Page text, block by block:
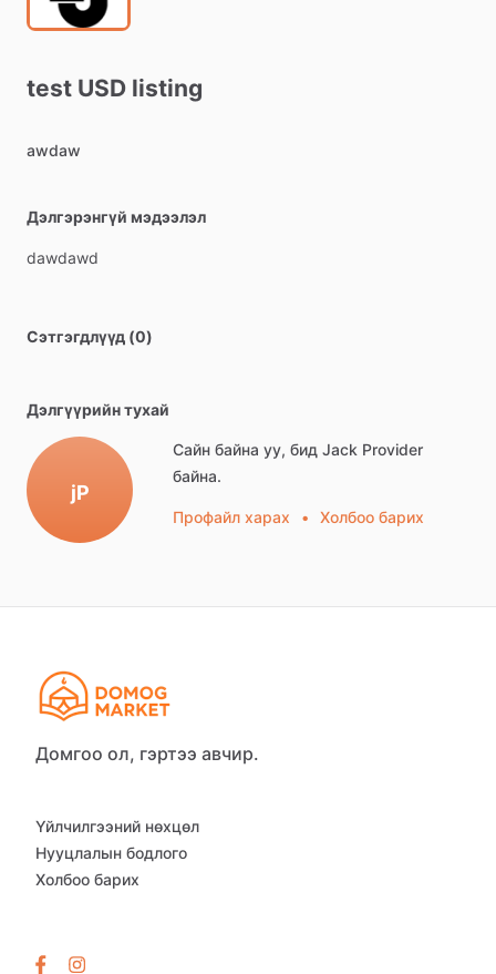
test USD listing
awdaw
Дэлгэрэнгүй мэдээлэл
dawdawd
Сэтгэгдлүүд (0)
Дэлгүүрийн тухай
jP
Сайн байна уу, бид Jack Provider
байна.
Профайл харах • Холбоо барих
Домгоо ол, гэртээ авчир.
Үйлчилгээний нөхцөл
Нууцлалын бодлого
Холбоо барих